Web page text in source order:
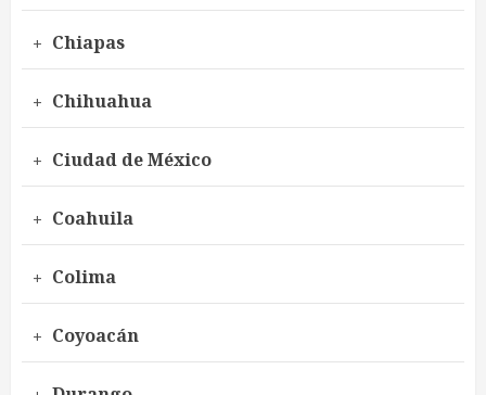
Chiapas
Chihuahua
Ciudad de México
Coahuila
Colima
Coyoacán